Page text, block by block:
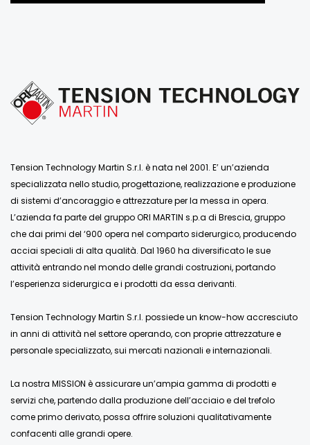
Tension Technology Martin S.r.l. è nata nel 2001. E’ un’azienda
specializzata nello studio, progettazione, realizzazione e produzione
di sistemi d’ancoraggio e attrezzature per la messa in opera.
L’azienda fa parte del gruppo ORI MARTIN s.p.a di Brescia, gruppo
che dai primi del ‘900 opera nel comparto siderurgico, producendo
acciai speciali di alta qualità. Dal 1960 ha diversificato le sue
attività entrando nel mondo delle grandi costruzioni, portando
l’esperienza siderurgica e i prodotti da essa derivanti.
Tension Technology Martin S.r.l. possiede un know-how accresciuto
in anni di attività nel settore operando, con proprie attrezzature e
personale specializzato, sui mercati nazionali e internazionali.
La nostra MISSION è assicurare un’ampia gamma di prodotti e
servizi che, partendo dalla produzione dell’acciaio e del trefolo
come primo derivato, possa offrire soluzioni qualitativamente
confacenti alle grandi opere.